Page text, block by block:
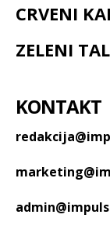
CRVENI
ZELENI
KONTAKT